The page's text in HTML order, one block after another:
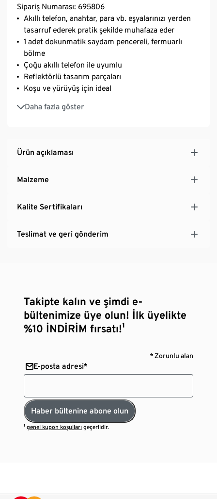
Sipariş Numarası: 695806
Akıllı telefon, anahtar, para vb. eşyalarınızı yerden
tasarruf ederek pratik şekilde muhafaza eder
1 adet dokunmatik saydam pencereli, fermuarlı
bölme
Çoğu akıllı telefon ile uyumlu
Reflektörlü tasarım parçaları
Koşu ve yürüyüş için ideal
Daha fazla göster
Genişliği ayarlanabilir, klipsli elastik kemer
Ürün açıklaması
Malzeme
Kalite Sertifikaları
Teslimat ve geri gönderim
Takipte kalın ve şimdi e-
bültenimize üye olun! İlk üyelikte
%10 İNDİRİM fırsatı!¹
* Zorunlu alan
E-posta adresi*
Haber bültenine abone olun
¹genel kupon koşulları geçerlidir.